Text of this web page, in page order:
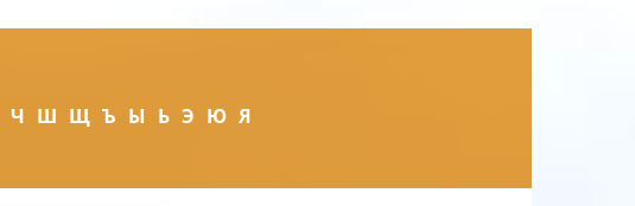
Ч Ш Щ Ъ Ы Ь Э Ю Я